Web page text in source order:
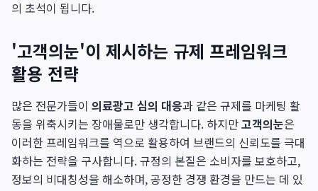
의 초석이 됩니다.
'고객의눈'이 제시하는 규제 프레임워크
활용 전략
많은 전문가들이 의료광고 심의 대응과 같은 규제를 마케팅 활
동을 위축시키는 장애물로만 생각합니다. 하지만고객의눈은
이러한 프레임워크를 역으로 활용하여 브랜드의 신뢰도를 극대
화하는 전략을 구사합니다. 규정의 본질은 소비자를 보호하고,
정보의 비대칭성을 해소하며, 공정한 경쟁 환경을 만드는 데 있